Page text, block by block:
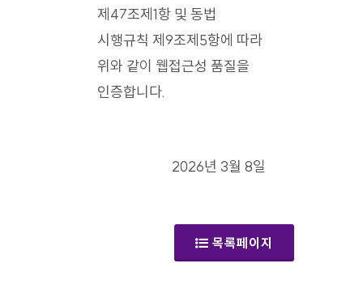
제47조제1항 및 동법
시행규칙 제9조제5항에 따라
위와 같이 웹접근성 품질을
인증합니다.
2026년 3월 8일
목록페이지